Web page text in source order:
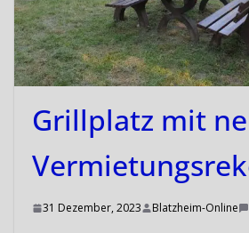
Grillplatz mit
31 Dezember, 2023 Blatzheim-Online